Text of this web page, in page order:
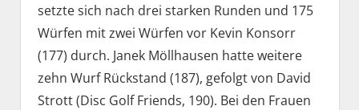
setzte sich nach drei starken Runden und 175
Würfen mit zwei Würfen vor Kevin Konsorr
(177) durch. Janek Möllhausen hatte weitere
zehn Wurf Rückstand (187), gefolgt von David
Strott (Disc Golf Friends, 190). Bei den Frauen